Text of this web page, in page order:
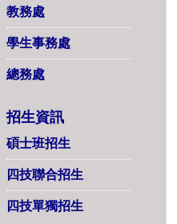
教務處
學生事務處
總務處
招生資訊
碩士班招生
四技聯合招生
四技單獨招生